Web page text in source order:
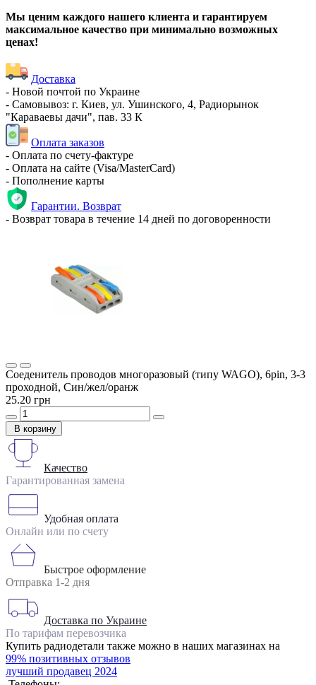
Мы ценим каждого нашего клиента и гарантируем
максимальное качество при минимально возможных
ценах!
Доставка
- Новой почтой по Украине
- Самовывоз: г. Киев, ул. Ушинского, 4, Радиорынок
"Караваевы дачи", пав. 33 К
Оплата заказов
- Оплата по счету-фактуре
- Оплата на сайте (Visa/MasterCard)
- Пополнение карты
Гарантии. Возврат
- Возврат товара в течение 14 дней по договоренности
Соеденитель проводов многоразовый (типу WAGO), 6pin, 3-3
проходной, Син/жел/оранж
25.20 грн
В корзину
Качество
Гарантированная замена
Удобная оплата
Онлайн или по счету
Быстрое оформление
Отправка 1-2 дня
Доставка по Украине
По тарифам перевозчика
Купить радиодетали также можно в наших магазинах на
99% позитивных отзывов
лучший продавец 2024